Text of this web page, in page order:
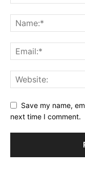
Save my name,
next time I comment.